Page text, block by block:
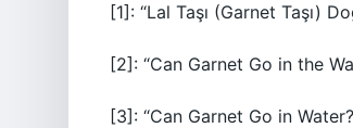
[1]: “Lal Taşı (Garnet Taşı)
[2]: “Can Garnet Go in the
[3]: “Can Garnet Go in